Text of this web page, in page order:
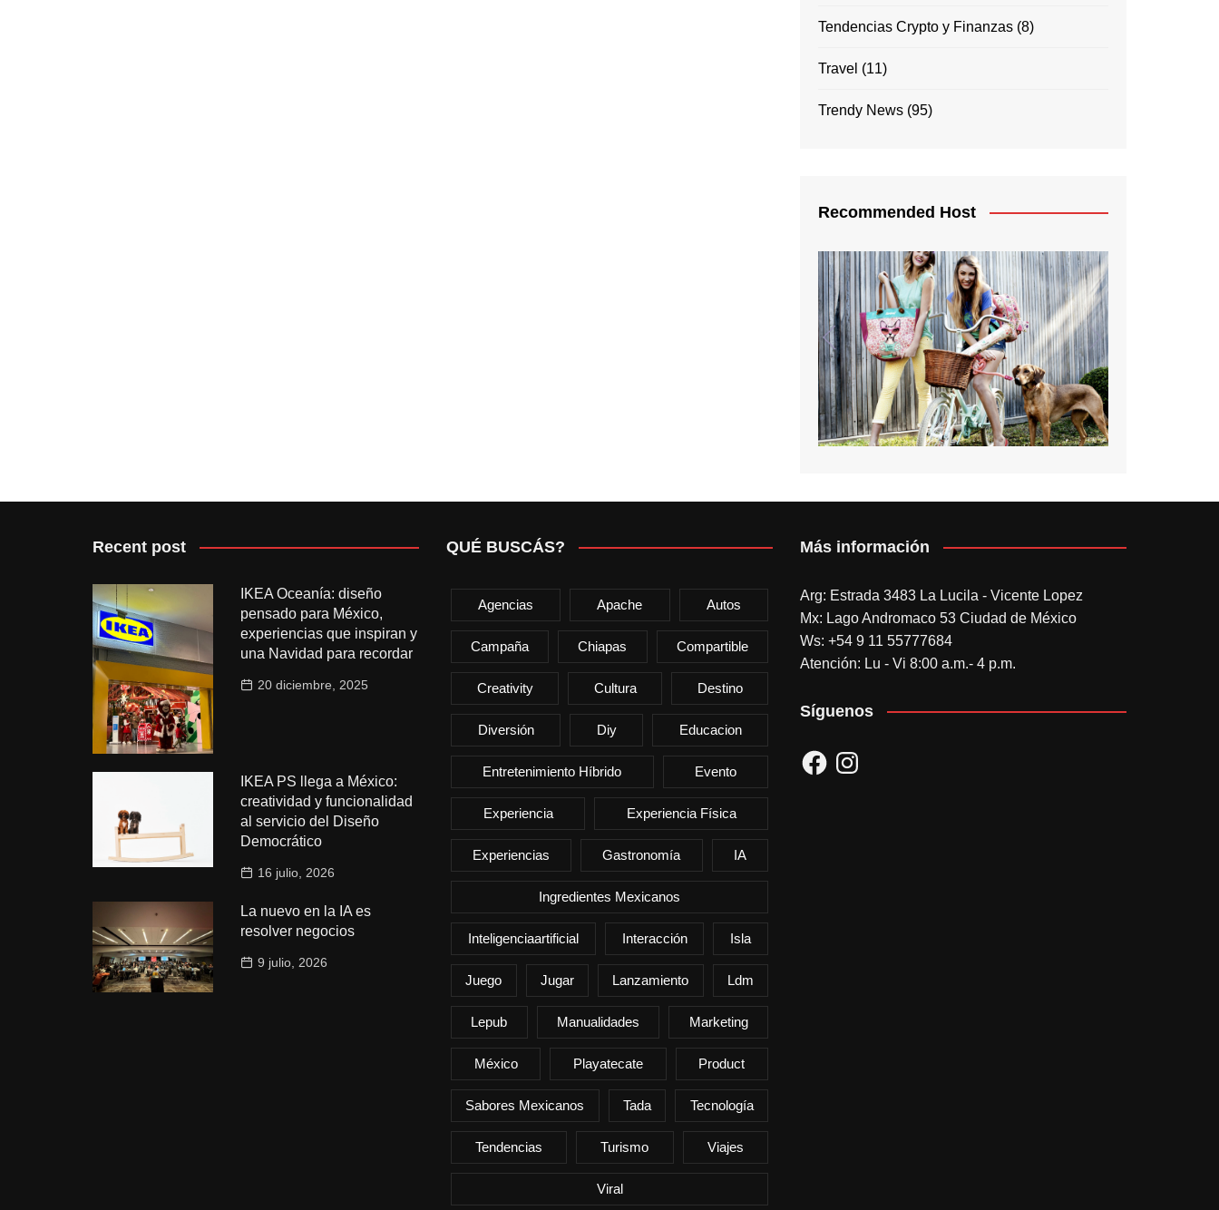
Tendencias Crypto y Finanzas (8)
Travel (11)
Trendy News (95)
Recommended Host
Recent post
IKEA Oceanía: diseño
pensado para México,
experiencias que inspiran y
una Navidad para recordar
20 diciembre, 2025
IKEA PS llega a México:
creatividad y funcionalidad
al servicio del Diseño
Democrático
16 julio, 2026
La nuevo en la IA es
resolver negocios
9 julio, 2026
QUÉ BUSCÁS?
Agencias Apache Autos
Campaña Chiapas Compartible
Creativity Cultura Destino
Diversión Diy Educacion
Entretenimiento Híbrido Evento
Experiencia Experiencia Física
Experiencias Gastronomía IA
Ingredientes Mexicanos
Inteligenciaartificial Interacción Isla
Juego Jugar Lanzamiento Ldm
Lepub Manualidades Marketing
México Playatecate Product
Sabores Mexicanos Tada Tecnología
Tendencias Turismo Viajes
Viral
Más información
Arg: Estrada 3483 La Lucila - Vicente Lopez
Mx: Lago Andromaco 53 Ciudad de México
Ws: +54 9 11 55777684
Atención: Lu - Vi 8:00 a.m.- 4 p.m.
Síguenos
FacebookInstagram